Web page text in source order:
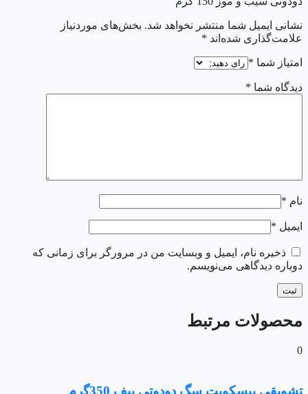
نشانی ایمیل شما منتشر نخواهد شد. بخش‌های موردنیاز
علامت‌گذاری شده‌اند *
امتیاز شما *
دیدگاه شما *
نام *
ایمیل *
ذخیره نام، ایمیل و وبسایت من در مرورگر برای زمانی که
دوباره دیدگاهی می‌نویسم.
محصولات مرتبط
0
تشویقی بیسکویت سگ دودوتی بیف 350گرم